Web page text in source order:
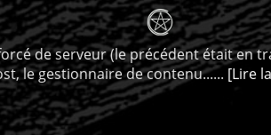
de serveur (le précédent était en
le gestionnaire de contenu...... [Lire